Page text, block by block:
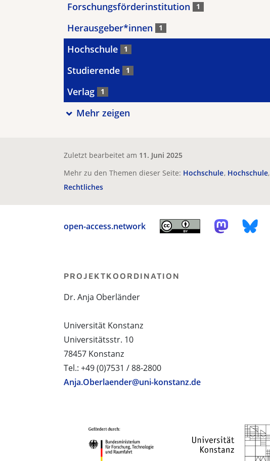
Forschungsförderinstitution 1
Herausgeber*innen 1
Hochschule 1
Studierende 1
Verlag 1
Mehr zeigen
Zuletzt bearbeitet am 11. Juni 2025
Mehr zu den Themen dieser Seite: Hochschule Hochschule
Rechtliches
open-access.network
PROJEKTKOORDINATION
Dr. Anja Oberländer
Universität Konstanz
Universitätsstr. 10
78457 Konstanz
Tel.: +49 (0)7531 / 88-2800
Anja.Oberlaender@uni-konstanz.de